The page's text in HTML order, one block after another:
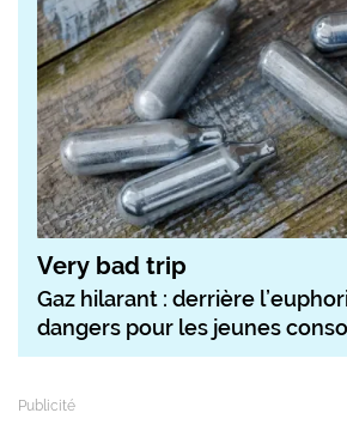
Very bad trip
Gaz hilarant : derrière
dangers pour les jeunes